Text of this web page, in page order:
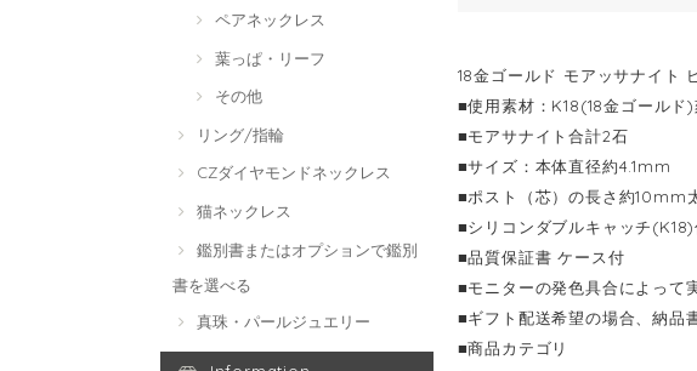
ペアネックレス
葉っぱ・リーフ
その他
リング/指輪
CZダイヤモンドネックレス
猫ネックレス
鑑別書またはオプションで鑑別
書を選べる
真珠・パールジュエリー
18金ゴールド モアッサナイト
■使用素材：K18(18金ゴールド)
■モアサナイト合計2石
■サイズ：本体直径約4.1mm
■ポスト（芯）の長さ約10mm
■シリコンダブルキャッチ(K18)
■品質保証書 ケース付
■モニターの発色具合によって
■ギフト配送希望の場合、納品
■商品カテゴリ